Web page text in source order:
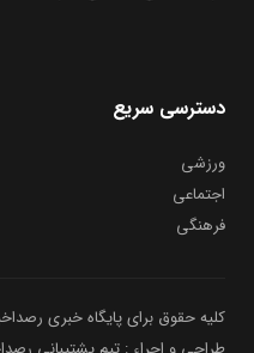
دسترسی سریع
ورزشی
اجتماعی
فرهنگی
کلیه حقوق برای پایگاه خبری